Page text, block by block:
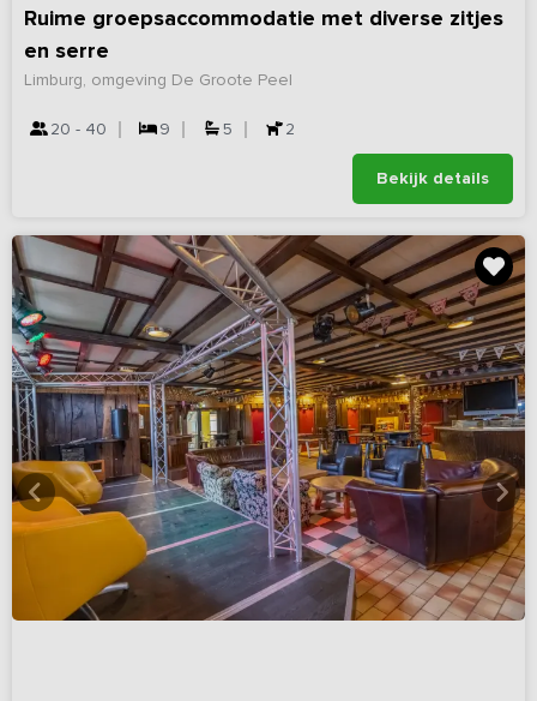
Ruime groepsaccommodatie met diverse zitjes
en serre
Limburg, omgeving De Groote Peel
20 - 40 9 5 2
Bekijk details